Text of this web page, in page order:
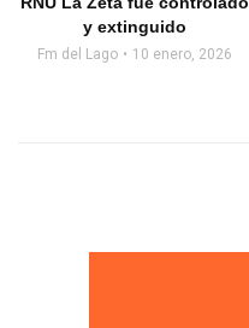
y extinguido
Fm del Lago 10 enero, 2026